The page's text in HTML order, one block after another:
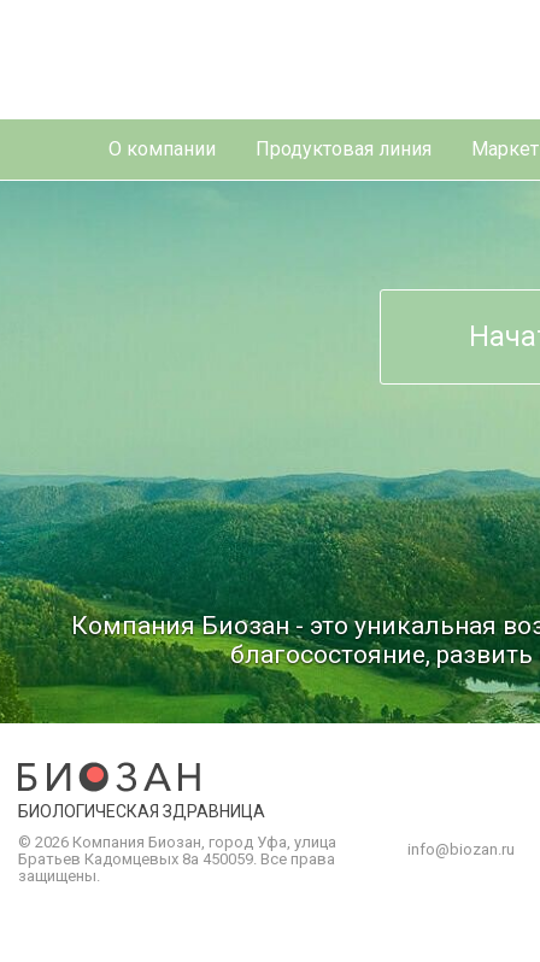
О компании Продуктовая линия
Компания Биозан - это уникальная
благосостояние,
БИОЛОГИЧЕСКАЯ ЗДРАВНИЦА
© 2026 Компания Биозан, город Уфа, улица
Братьев Кадомцевых 8а 450059. Все права
защищены.
info@biozan.ru